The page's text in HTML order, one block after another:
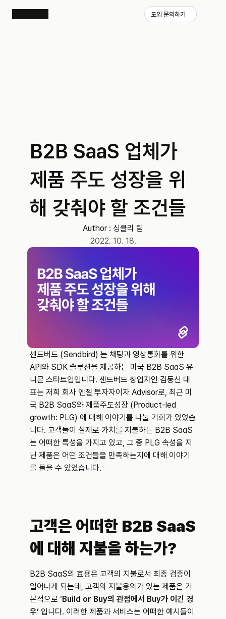
도입 문의하기
B2B SaaS 업체가
제품 주도 성장을 위
해 갖춰야 할 조건들
Author : 싱클리 팀
2022. 10. 18.
센드버드 (Sendbird) 는 채팅과 영상통화를 위한
API와 SDK 솔루션을 제공하는 미국 B2B SaaS 유
니콘 스타트업입니다. 센드버드 창업자인 김동신 대
표는 저희 회사 엔젤 투자자이자 Advisor로, 최근 미
국 B2B SaaS와 제품주도성장 (Product-led
growth: PLG) 에 대해 이야기를 나눌 기회가 있었습
니다. 고객들이 실제로 가치를 지불하는 B2B SaaS
는 어떠한 특성을 가지고 있고, 그 중 PLG 속성을 지
닌 제품은 어떤 조건들을 만족하는지에 대해 이야기
를 들을 수 있었습니다.
고객은 어떠한 B2B SaaS
에 대해 지불을 하는가?
B2B SaaS의 효용은 고객의 지불로서 최종 검증이
일어나게 되는데, 고객의 지불용의가 있는 제품은 기
본적으로 ‘Build or Buy의 관점에서 Buy가 이긴 경
우’ 입니다. 이러한 제품과 서비스는 어떠한 예시들이